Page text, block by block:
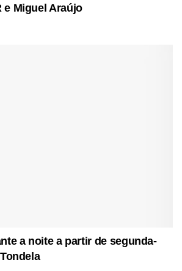
e Miguel Araújo
a noite a partir de segunda-